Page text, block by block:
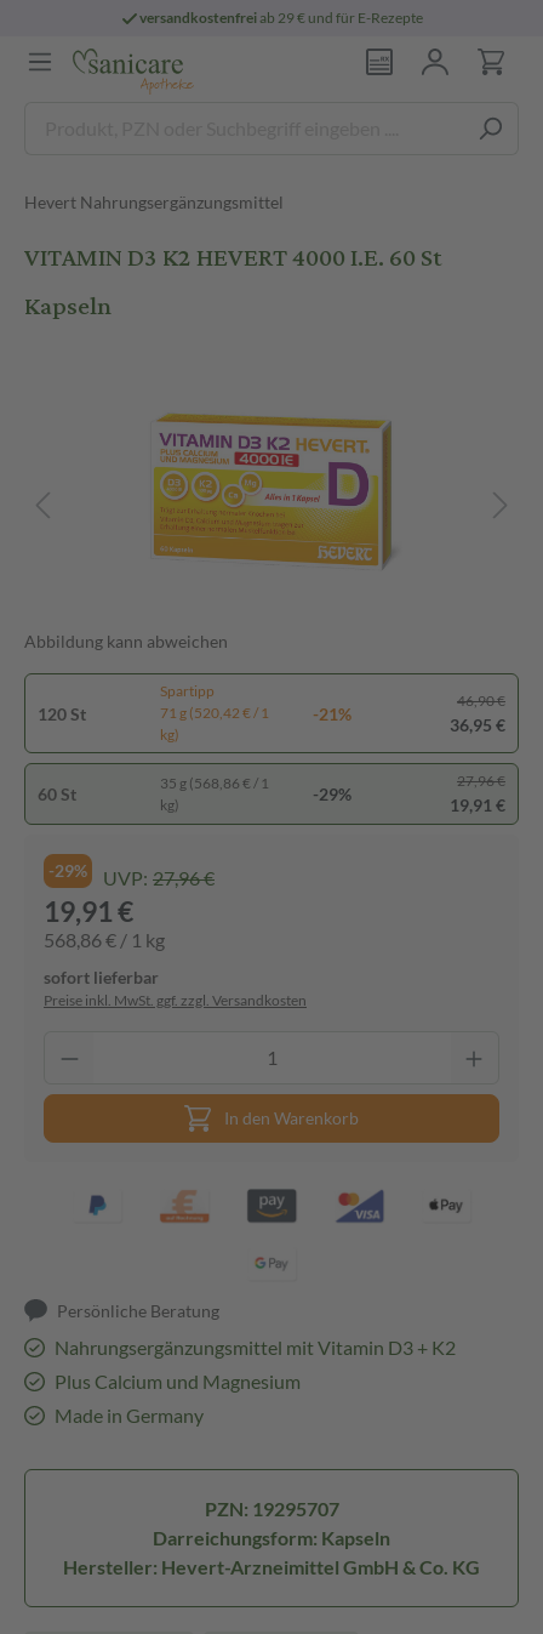
versandkostenfreiab 29 € und für E-Rezepte
Hevert Nahrungsergänzungsmittel
VITAMIN D3 K2 HEVERT 4000 I.E. 60 St
Kapseln
Abbildung kann abweichen
120 St
Spartipp
71 g (520,42 € / 1
kg)
-21%
46,90 €
36,95 €
60 St
35 g (568,86 € / 1
kg)
-29%
27,96 €
19,91 €
-29% UVP: 27,96 €
19,91 €
568,86 € / 1 kg
sofort lieferbar
Preise inkl. MwSt. ggf. zzgl. Versandkosten
In den Warenkorb
Persönliche Beratung
Nahrungsergänzungsmittel mit Vitamin D3 + K2
Plus Calcium und Magnesium
Made in Germany
PZN: 19295707
Darreichungsform: Kapseln
Hersteller: Hevert-Arzneimittel GmbH & Co. KG